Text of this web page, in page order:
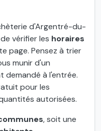
d'Argentré-du-
vérifier les horaires
page. Pensez à trier
munir d'un
demandé à l'entrée.
pour les
autorisées.
, soit une